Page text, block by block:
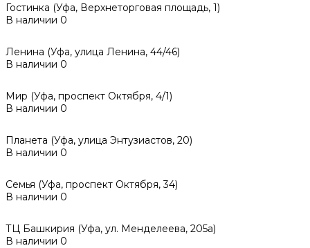
Гостинка (Уфа, Верхнеторговая площадь, 1)
В наличии 0
Ленина (Уфа, улица Ленина, 44/46)
В наличии 0
Мир (Уфа, проспект Октября, 4/1)
В наличии 0
Планета (Уфа, улица Энтузиастов, 20)
В наличии 0
Семья (Уфа, проспект Октября, 34)
В наличии 0
ТЦ Башкирия (Уфа, ул. Менделеева, 205а)
В наличии 0